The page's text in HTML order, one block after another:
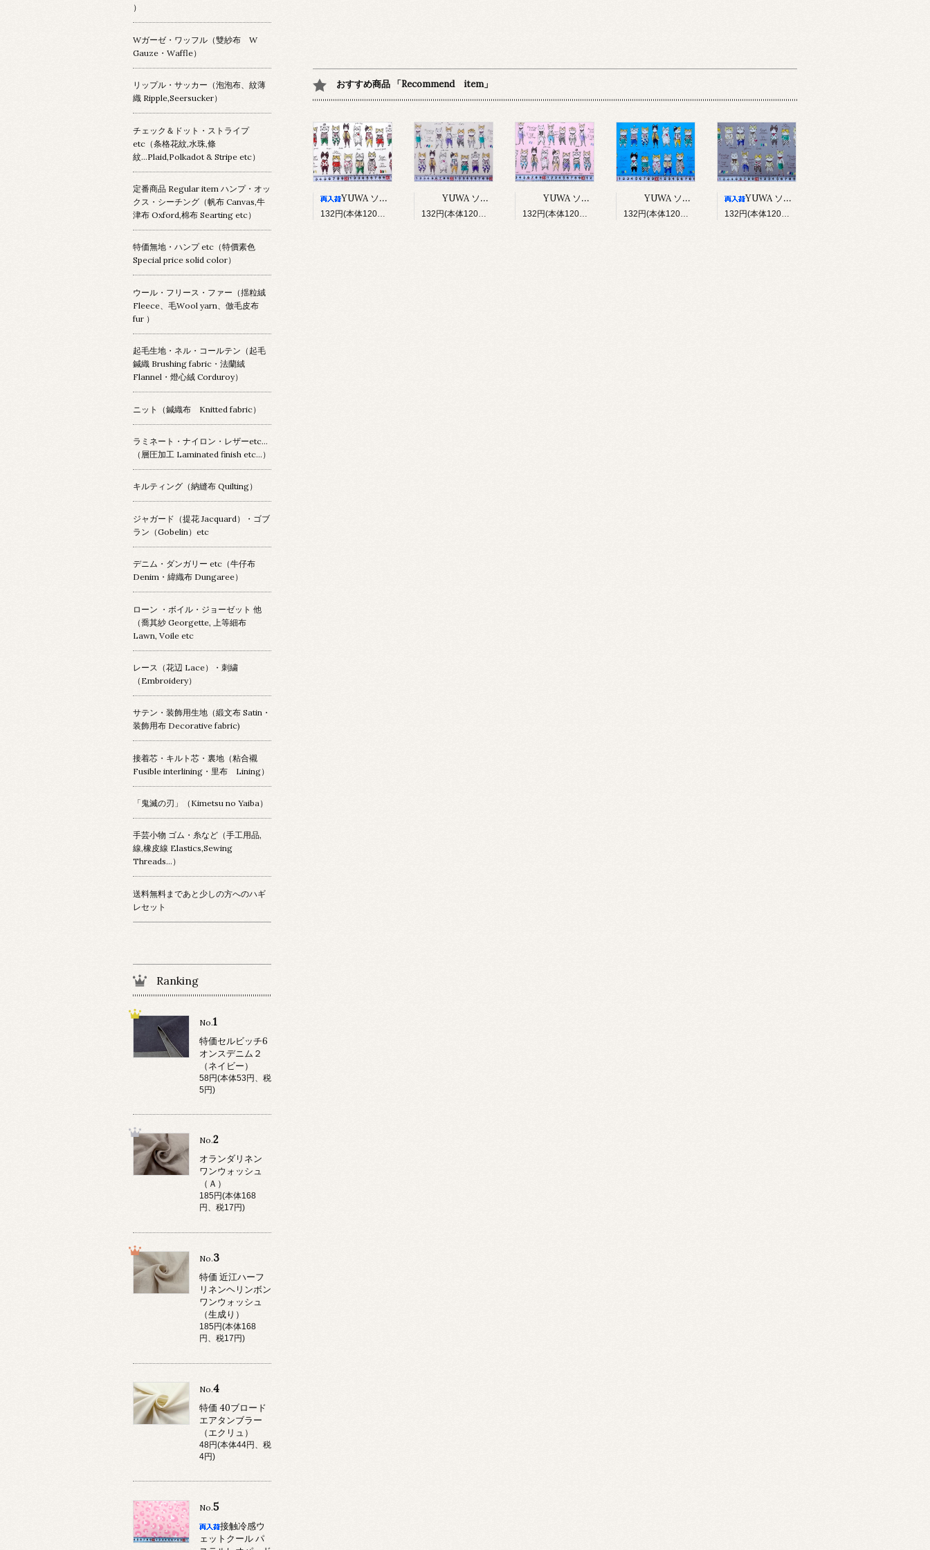
おすすめ商品 「Recommend item」
YUWA ソバカスキッズ Rough sketch（アイボリー）
132円(本体120円、税12円)
YUWA ソバカスキッズ Rough sketch（ライトグレージュ）
132円(本体120円、税12円)
YUWA ソバカスキッズ Rough sketch（ライトピンク）
132円(本体120円、税12円)
YUWA ソバカスキッズ Rough sketch（ブルー）
132円(本体120円、税12円)
YUWA ソバカスキッズ Rough sketch（グレー）
132円(本体120円、税12円)
）
Wガーゼ・ワッフル（雙紗布 W
Gauze・Waffle）
リップル・サッカー（泡泡布、紋薄
織 Ripple,Seersucker）
チェック＆ドット・ストライプ
etc（条格花紋,水珠,條
紋...Plaid,Polkadot & Stripe etc）
定番商品 Regular item ハンプ・オッ
クス・シーチング（帆布 Canvas,牛
津布 Oxford,棉布 Searting etc）
特価無地・ハンプ etc（特價素色
Special price solid color）
ウール・フリース・ファー（揺粒絨
Fleece、毛Wool yarn、倣毛皮布
fur ）
起毛生地・ネル・コールテン（起毛
鍼織 Brushing fabric・法蘭絨
Flannel・燈心絨 Corduroy）
ニット（鍼織布 Knitted fabric）
ラミネート・ナイロン・レザーetc…
（層圧加工 Laminated finish etc…）
キルティング（納縫布 Quilting）
ジャガード（提花 Jacquard）・ゴブ
ラン（Gobelin）etc
デニム・ダンガリー etc（牛仔布
Denim・緯織布 Dungaree）
ローン ・ボイル・ジョーゼット 他
（喬其紗 Georgette, 上等細布
Lawn, Voile etc
レース（花辺 Lace）・刺繍
（Embroidery）
サテン・装飾用生地（緞文布 Satin・
装飾用布 Decorative fabric)
接着芯・キルト芯・裏地（粘合襯
Fusible interlining・里布 Lining）
「鬼滅の刃」（Kimetsu no Yaiba）
手芸小物 ゴム・糸など（手工用品,
線,橡皮線 Elastics,Sewing
Threads...）
送料無料まであと少しの方へのハギ
レセット
Ranking
No.1
特価セルビッチ6
オンスデニム２
（ネイビー）
58円(本体53円、税
5円)
No.2
オランダリネン
ワンウォッシュ
（Ａ）
185円(本体168
円、税17円)
No.3
特価 近江ハーフ
リネンヘリンボン
ワンウォッシュ
（生成り）
185円(本体168
円、税17円)
No.4
特価 40ブロード
エアタンブラー
（エクリュ）
48円(本体44円、税
4円)
No.5
接触冷感ウ
ェットクール パ